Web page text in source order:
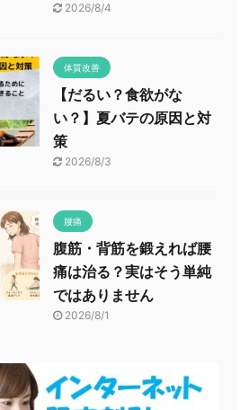
2026/8/4
体質改善
【だるい？食欲がな
い？】夏バテの原因と対
策
2026/8/3
腰痛
腹筋・背筋を鍛えれば腰
痛は治る？実はそう単純
ではありません
2026/8/1